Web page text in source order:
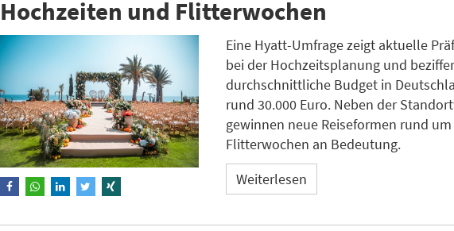
Hochzeiten und Flitterwochen
Eine Hyatt-Umfrage zeigt aktuelle
bei der Hochzeitsplanung und
durchschnittliche Budget in
rund 30.000 Euro. Neben der
gewinnen neue Reiseformen rund
Flitterwochen an Bedeutung.
Weiterlesen